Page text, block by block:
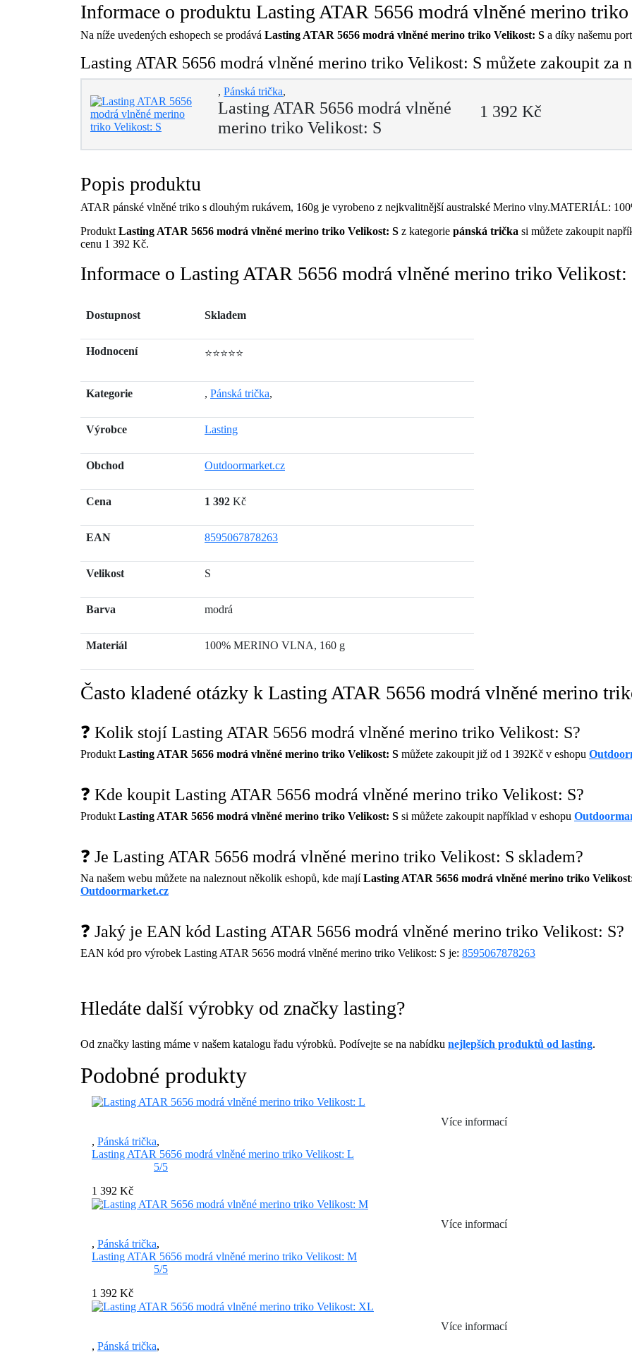
Informace o produktu Lasting ATAR 5656 modrá vlněné merino
Na níže uvedených eshopech se prodává Lasting ATAR 5656 modrá vlněné merino triko Velikost: S a díky našemu
Lasting ATAR 5656 modrá vlněné merino triko Velikost: S můžete zakoupit za
,Pánská trička,
Lasting ATAR 5656 modrá vlněné
merino triko Velikost: S
1 392 Kč
Popis produktu
ATAR pánské vlněné triko s dlouhým rukávem, 160g je vyrobeno z nejkvalitnější australské Merino vlny.MATERIÁL:
Produkt Lasting ATAR 5656 modrá vlněné merino triko Velikost: S z kategorie pánská trička si můžete zakoupit
cenu 1 392 Kč.
Informace o Lasting ATAR 5656 modrá vlněné merino triko Velikost:
Dostupnost Skladem
Hodnocení ⭐⭐⭐⭐⭐
Kategorie , Pánská trička,
Výrobce Lasting
Obchod Outdoormarket.cz
Cena 1 392 Kč
EAN 8595067878263
Velikost S
Barva modrá
Materiál 100% MERINO VLNA, 160 g
Často kladené otázky k Lasting ATAR 5656 modrá vlněné merino
❓ Kolik stojí Lasting ATAR 5656 modrá vlněné merino triko Velikost: S?
Produkt Lasting ATAR 5656 modrá vlněné merino triko Velikost: S můžete zakoupit již od 1 392Kč v eshopu
❓ Kde koupit Lasting ATAR 5656 modrá vlněné merino triko Velikost: S?
Produkt Lasting ATAR 5656 modrá vlněné merino triko Velikost: S si můžete zakoupit například v eshopu
❓ Je Lasting ATAR 5656 modrá vlněné merino triko Velikost: S skladem?
Na našem webu můžete na naleznout několik eshopů, kde majíLasting ATAR 5656 modrá vlněné merino triko
Outdoormarket.cz
❓ Jaký je EAN kód Lasting ATAR 5656 modrá vlněné merino triko Velikost: S?
EAN kód pro výrobek Lasting ATAR 5656 modrá vlněné merino triko Velikost: S je: 8595067878263
Hledáte další výrobky od značky lasting?
Od značky lasting máme v našem katalogu řadu výrobků. Podívejte se na nabídku nejlepších produktů od lasting.
Podobné produkty
Více informací
, Pánská trička,
Lasting ATAR 5656 modrá vlněné merino triko Velikost: L
5/5
1 392 Kč
Více informací
, Pánská trička,
Lasting ATAR 5656 modrá vlněné merino triko Velikost: M
5/5
1 392 Kč
Více informací
, Pánská trička,